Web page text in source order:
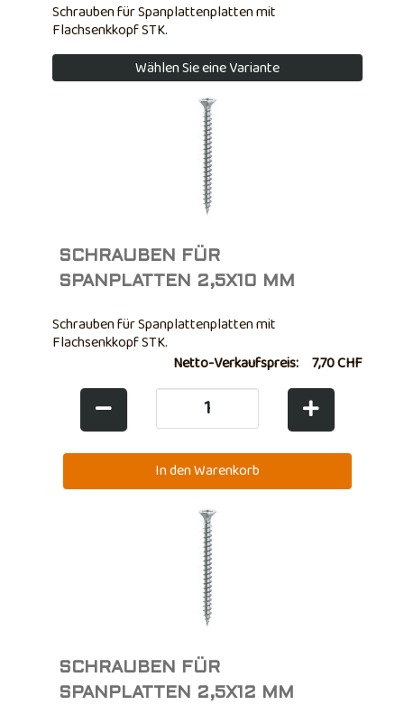
Schrauben für Spanplattenplatten mit
Flachsenkkopf STK.
Wählen Sie eine Variante
SCHRAUBEN FÜR
SPANPLATTEN 2,5X10 MM
Schrauben für Spanplattenplatten mit
Flachsenkkopf STK.
Netto-Verkaufspreis: 7,70 CHF
SCHRAUBEN FÜR
SPANPLATTEN 2,5X12 MM